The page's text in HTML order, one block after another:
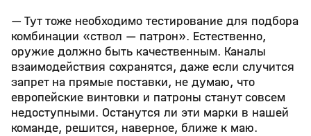
— Тут тоже необходимо тестирование для подбора
комбинации «ствол — патрон». Естественно,
оружие должно быть качественным. Каналы
взаимодействия сохранятся, даже если случится
запрет на прямые поставки, не думаю, что
европейские винтовки и патроны станут совсем
недоступными. Останутся ли эти марки в нашей
команде, решится, наверное, ближе к маю.